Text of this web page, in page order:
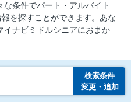
条件でパート・アルバイト
を探すことができます。あな
イナビミドルシニアにおまか
検索条件
変更・追加